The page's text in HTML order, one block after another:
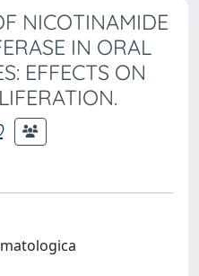
NICOTINAMIDE
IN ORAL
EFFECTS ON